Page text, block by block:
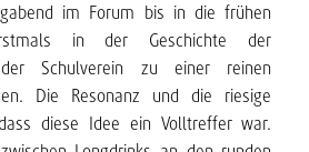
im Forum bis in die frühen
in der Geschichte der
Schulverein zu einer reinen
Die Resonanz und die riesige
diese Idee ein Volltreffer war.